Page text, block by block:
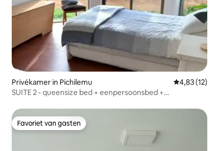
Privékamer in Pichilemu Gemiddelde
4,83 (12)
SUITE 2 - queensize bed + eenpersoonsbed +
Favoriet van gasten
Favoriet van gasten